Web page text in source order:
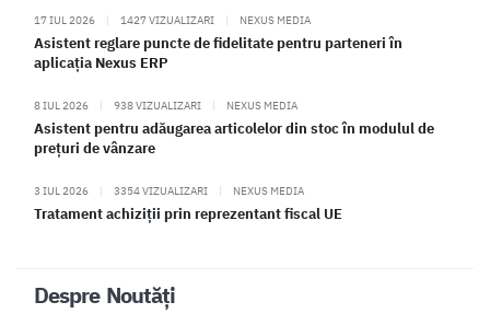
17 IUL 2026 | 1427 VIZUALIZARI | NEXUS MEDIA
Asistent reglare puncte de fidelitate pentru parteneri în
aplicația Nexus ERP
8 IUL 2026 | 938 VIZUALIZARI | NEXUS MEDIA
Asistent pentru adăugarea articolelor din stoc în modulul de
prețuri de vânzare
3 IUL 2026 | 3354 VIZUALIZARI | NEXUS MEDIA
Tratament achiziții prin reprezentant fiscal UE
Despre Noutăți